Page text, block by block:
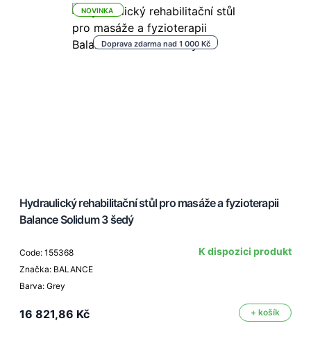
Doprava zdarma nad 1 000 Kč
NOVINKA
Hydraulický rehabilitační stůl pro masáže a fyzioterapii
Balance Solidum 3 šedý
Code: 155368
Značka: BALANCE
Barva: Grey
K dispozici produkt
16 821,86 Kč + košík